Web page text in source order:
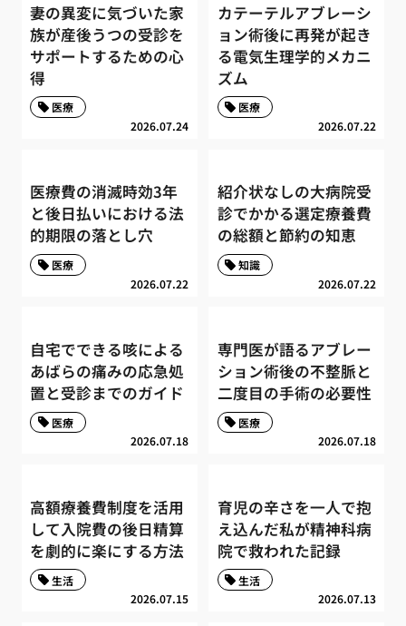
妻の異変に気づいた家
族が産後うつの受診を
サポートするための心
得
2026.07.24
医療
カテーテルアブレーシ
ョン術後に再発が起き
る電気生理学的メカニ
ズム
2026.07.22
医療
医療費の消滅時効3年
と後日払いにおける法
的期限の落とし穴
2026.07.22
医療
紹介状なしの大病院受
診でかかる選定療養費
の総額と節約の知恵
2026.07.22
知識
自宅でできる咳による
あばらの痛みの応急処
置と受診までのガイド
2026.07.18
医療
専門医が語るアブレー
ション術後の不整脈と
二度目の手術の必要性
2026.07.18
医療
高額療養費制度を活用
して入院費の後日精算
を劇的に楽にする方法
2026.07.15
生活
育児の辛さを一人で抱
え込んだ私が精神科病
院で救われた記録
2026.07.13
生活